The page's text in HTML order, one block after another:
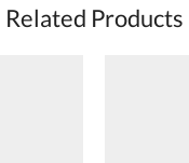
Related Products